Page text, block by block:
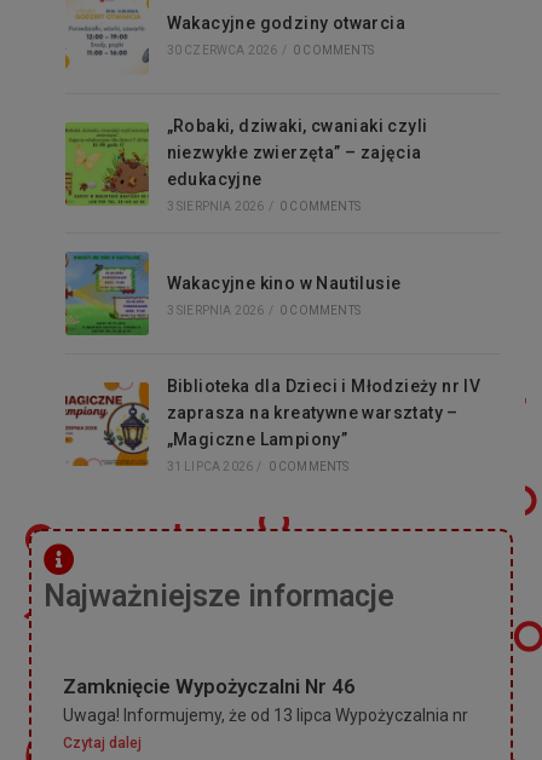
Wakacyjne godziny otwarcia
30 CZERWCA 2026 / 0 COMMENTS
„Robaki, dziwaki, cwaniaki czyli
niezwykłe zwierzęta” – zajęcia
edukacyjne
3 SIERPNIA 2026 / 0 COMMENTS
Wakacyjne kino w Nautilusie
3 SIERPNIA 2026 / 0 COMMENTS
Biblioteka dla Dzieci i Młodzieży nr IV
zaprasza na kreatywne warsztaty –
„Magiczne Lampiony”
31 LIPCA 2026 / 0 COMMENTS
Najważniejsze informacje
Zamknięcie Wypożyczalni Nr 46
Uwaga! Informujemy, że od 13 lipca Wypożyczalnia nr
Czytaj dalej